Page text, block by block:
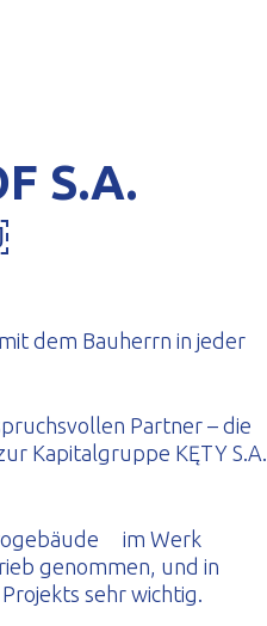
S.A.
dem Bauherrn in jeder
Partner – die
Kapitalgruppe KĘTY S.A.
im Werk
genommen, und in
sehr wichtig.